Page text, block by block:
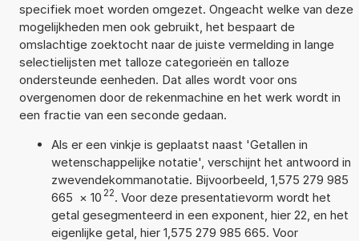
specifiek moet worden omgezet. Ongeacht welke van deze
mogelijkheden men ook gebruikt, het bespaart de
omslachtige zoektocht naar de juiste vermelding in lange
selectielijsten met talloze categorieën en talloze
ondersteunde eenheden. Dat alles wordt voor ons
overgenomen door de rekenmachine en het werk wordt in
een fractie van een seconde gedaan.
Als er een vinkje is geplaatst naast 'Getallen in
wetenschappelijke notatie', verschijnt het antwoord in
zwevendekommanotatie. Bijvoorbeeld, 1,575 279 985
665 × 10 22. Voor deze presentatievorm wordt het
getal gesegmenteerd in een exponent, hier 22, en het
eigenlijke getal, hier 1,575 279 985 665. Voor